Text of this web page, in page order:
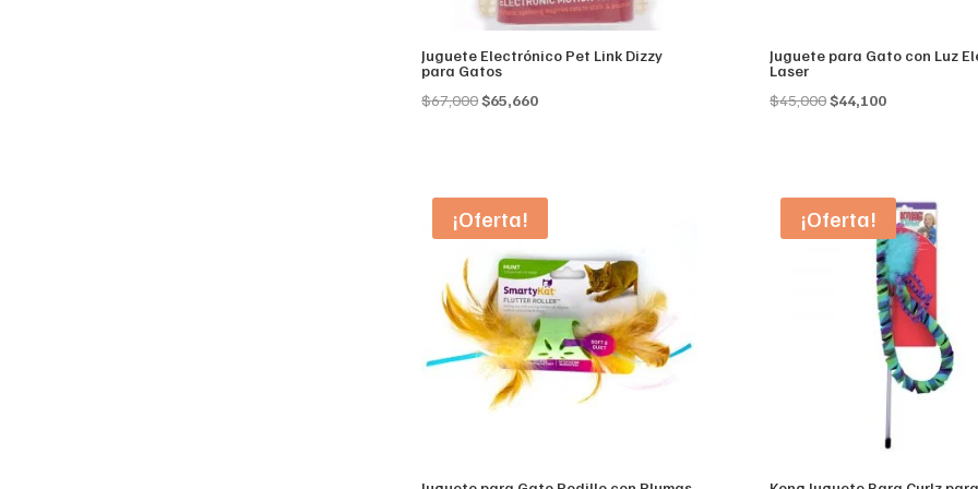
Juguete Electrónico Pet Link Dizzy
para Gatos
$67,000Original
$65,660Current
Juguete para Gato con Luz
Laser
$45,000Original
$44,100Current
¡Oferta! ¡Oferta!